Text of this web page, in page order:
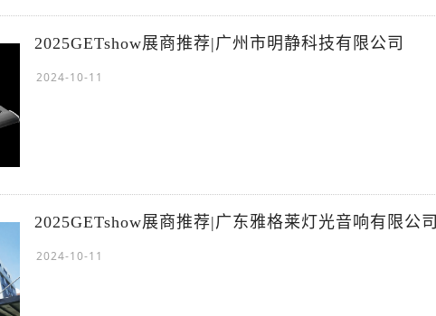
2025GETshow展商推荐|广州市明静科技有限公司
2024-10-11
2025GETshow展商推荐|广东雅格莱灯光音响有限公司
2024-10-11